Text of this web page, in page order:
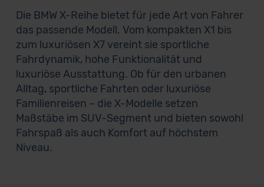
Die BMW X-Reihe bietet für jede Art von Fahrer
das passende Modell. Vom kompakten X1 bis
zum luxuriösen X7 vereint sie sportliche
Fahrdynamik, hohe Funktionalität und
luxuriöse Ausstattung. Ob für den urbanen
Alltag, sportliche Fahrten oder luxuriöse
Familienreisen – die X-Modelle setzen
Maßstäbe im SUV-Segment und bieten sowohl
Fahrspaß als auch Komfort auf höchstem
Niveau.